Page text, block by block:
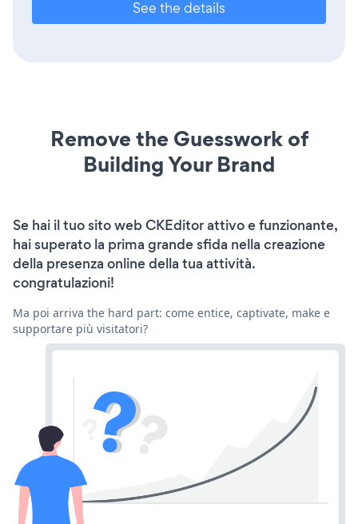
See the details
Remove the Guesswork of
Building Your Brand
Se hai il tuo sito web CKEditor attivo e funzionante,
hai superato la prima grande sfida nella creazione
della presenza online della tua attività.
congratulazioni!
Ma poi arriva the hard part: come entice, captivate, make e
supportare più visitatori?